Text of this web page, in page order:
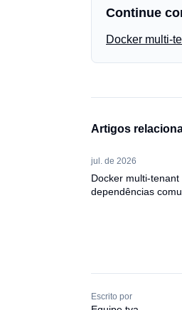
Continue
Docker multi-
Artigos
jul. de 2026
Docker multi-tenant
dependências
Escrito por